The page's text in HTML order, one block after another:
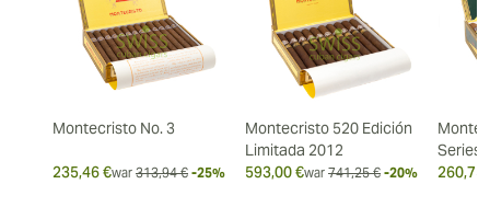
Montecristo No. 3
235,46 €war 313,94 € -25%
Montecristo 520 Edición
Limitada 2012
593,00 €war 741,25 € -20%
Series
260,75